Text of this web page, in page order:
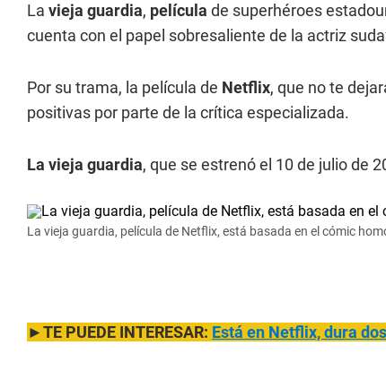
La vieja guardia, película de superhéroes
cuenta con el papel sobresaliente de la actriz
Por su trama, la película de Netflix, que no te
positivas por parte de la crítica especializada.
La vieja guardia, que se estrenó el 10 de julio de
La vieja guardia, película de Netflix, está basada en el cómic
►TE PUEDE INTERESAR: Está en Netflix, dura